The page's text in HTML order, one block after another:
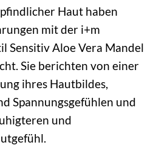
Haut haben
mit der i+m
Sensitiv Aloe Vera Mandel
Sie berichten von einer
ihres Hautbildes,
Spannungsgefühlen und
und